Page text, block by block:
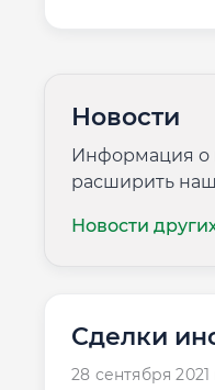
Новости
Информация о
расширить
Новости
Сделки
28 сентября 2021